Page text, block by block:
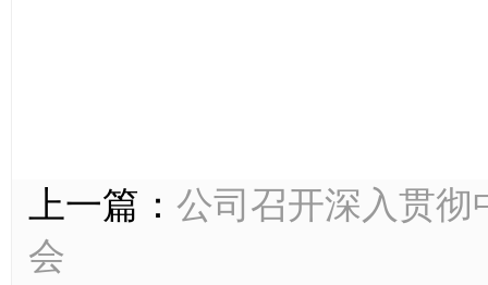
上一篇： 公司召开深入贯彻
会